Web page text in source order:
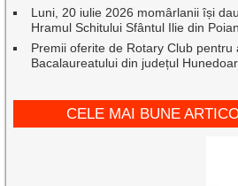
Luni, 20 iulie 2026 momârlanii își
Hramul Schitului Sfântul Ilie din
Premii oferite de Rotary Club pentru
Bacalaureatului din județul
CELE MAI BUNE